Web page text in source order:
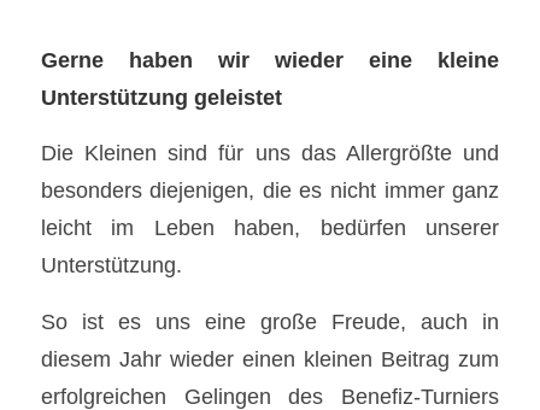
Gerne haben wir wieder eine kleine
Unterstützung geleistet
Die Kleinen sind für uns das Allergrößte und
besonders diejenigen, die es nicht immer ganz
leicht im Leben haben, bedürfen unserer
Unterstützung.
So ist es uns eine große Freude, auch in
diesem Jahr wieder einen kleinen Beitrag zum
erfolgreichen Gelingen des Benefiz-Turniers